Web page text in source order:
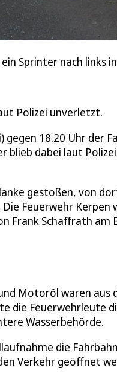
Sprinter nach links
Polizei unverletzt.
18.20 Uhr der
blieb dabei laut
gestoßen, von
Feuerwehr Kerpen
Frank Schaffrath am
Motoröl waren aus
die Feuerwehrleute
Wasserbehörde.
die
Verkehr geöffnet